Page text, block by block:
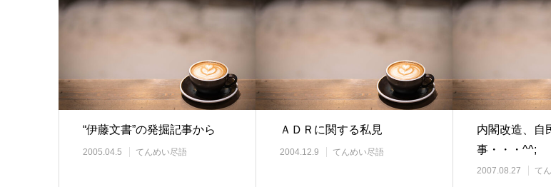
“伊藤文書”の発掘記事から
2005.04.5 てんめい尽語
ＡＤＲに関する私見
2004.12.9 てんめい尽語
内閣改造、自
事・・・^^;
2007.08.27 て